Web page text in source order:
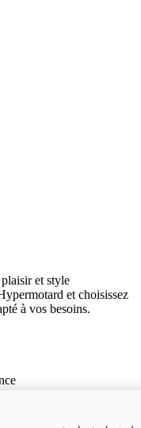
et style
et choisissez
à vos besoins.